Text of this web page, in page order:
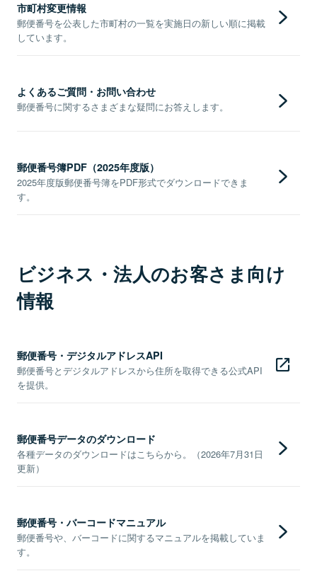
市町村変更情報
郵便番号を公表した市町村の一覧を実施日の新しい順に掲載
しています。
よくあるご質問・お問い合わせ
郵便番号に関するさまざまな疑問にお答えします。
郵便番号簿PDF（2025年度版）
2025年度版郵便番号簿をPDF形式でダウンロードできま
す。
ビジネス・法人のお客さま向け
情報
郵便番号・デジタルアドレスAPI
郵便番号とデジタルアドレスから住所を取得できる公式API
を提供。
郵便番号データのダウンロード
各種データのダウンロードはこちらから。（2026年7月31日
更新）
郵便番号・バーコードマニュアル
郵便番号や、バーコードに関するマニュアルを掲載していま
す。